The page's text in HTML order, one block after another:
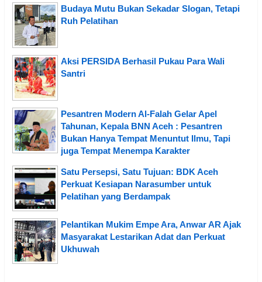
Budaya Mutu Bukan Sekadar Slogan, Tetapi
Ruh Pelatihan
Aksi PERSIDA Berhasil Pukau Para Wali
Santri
Pesantren Modern Al-Falah Gelar Apel
Tahunan, Kepala BNN Aceh : Pesantren
Bukan Hanya Tempat Menuntut Ilmu, Tapi
juga Tempat Menempa Karakter
Satu Persepsi, Satu Tujuan: BDK Aceh
Perkuat Kesiapan Narasumber untuk
Pelatihan yang Berdampak
Pelantikan Mukim Empe Ara, Anwar AR Ajak
Masyarakat Lestarikan Adat dan Perkuat
Ukhuwah